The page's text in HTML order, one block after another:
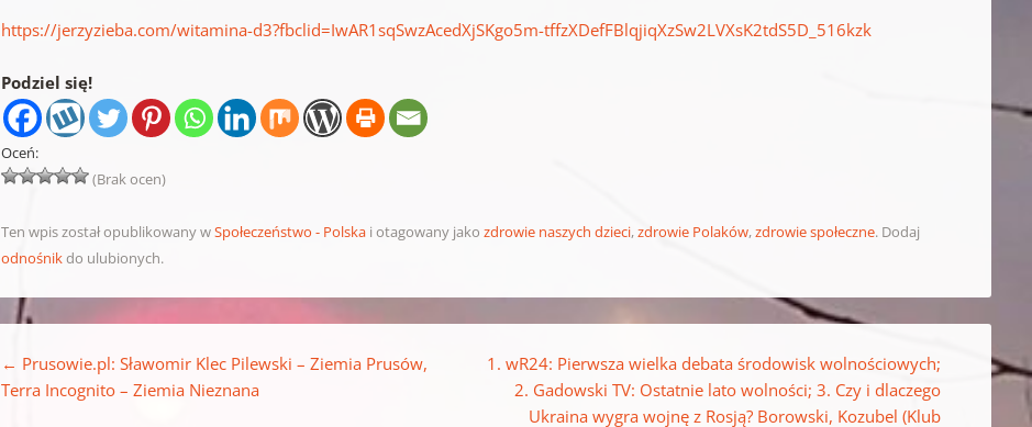
https://jerzyzieba.com/witamina-d3?fbclid=IwAR1sqSwzAcedXjSKgo5m-tffzXDefFBlqjiqXzSw2LVXsK2tdS5D_516kzk
Podziel się!
Oceń:
(Brak ocen)
Ten wpis został opublikowany wSpołeczeństwo - Polska i otagowany jakozdrowie naszych dzieci,zdrowie Polaków,zdrowie społeczne. Dodaj
odnośnikdo ulubionych.
← Prusowie.pl: Sławomir Klec Pilewski – Ziemia Prusów,
Terra Incognito – Ziemia Nieznana
1. wR24: Pierwsza wielka debata środowisk wolnościowych;
2. Gadowski TV: Ostatnie lato wolności; 3. Czy i dlaczego
Ukraina wygra wojnę z Rosją? Borowski, Kozubel (Klub